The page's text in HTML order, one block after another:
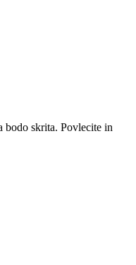
bodo skrita. Povlecite in